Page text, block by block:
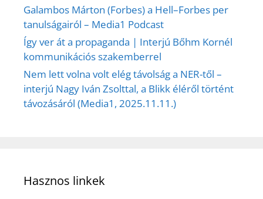
Galambos Márton (Forbes) a Hell–Forbes per
tanulságairól – Media1 Podcast
Így ver át a propaganda | Interjú Bőhm Kornél
kommunikációs szakemberrel
Nem lett volna volt elég távolság a NER-től –
interjú Nagy Iván Zsolttal, a Blikk éléről történt
távozásáról (Media1, 2025.11.11.)
Hasznos linkek